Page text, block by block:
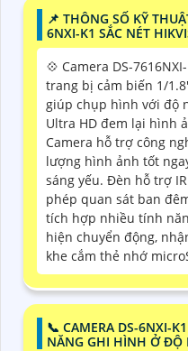
📌 THÔNG SỐ KỸ
6NXI-K1 SẮC NÉT
💠 Camera DS-
trang bị cảm biến 1/
giúp chụp hình với độ
Ultra HD đem lại hình
Camera hỗ trợ công
lượng hình ảnh tốt
sáng yếu. Đèn hỗ trợ
phép quan sát ban
tích hợp nhiều tính
hiện chuyển động,
khe cắm thẻ nhớ
📞 CAMERA DS-6NXI-
NĂNG GHI HÌNH Ở ĐỘ